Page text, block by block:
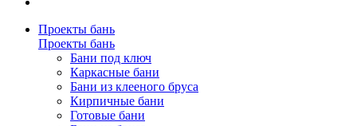
Проекты бань
Проекты бань
Бани под ключ
Каркасные бани
Бани из клееного бруса
Кирпичные бани
Готовые бани